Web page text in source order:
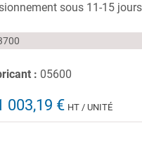
sous 11-15
: 05600
003,19 € HT / UNITÉ